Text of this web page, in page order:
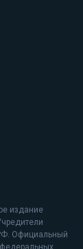
издание
Официальный